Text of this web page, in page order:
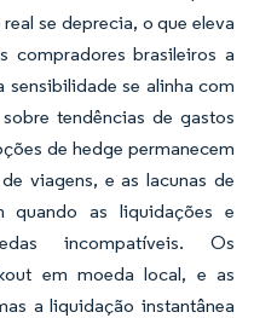
se deprecia, o que eleva
compradores brasileiros a
sensibilidade se alinha com
tendências de gastos
de hedge permanecem
viagens, e as lacunas de
quando as liquidações e
incompatíveis. Os
em moeda local, e as
a liquidação instantânea